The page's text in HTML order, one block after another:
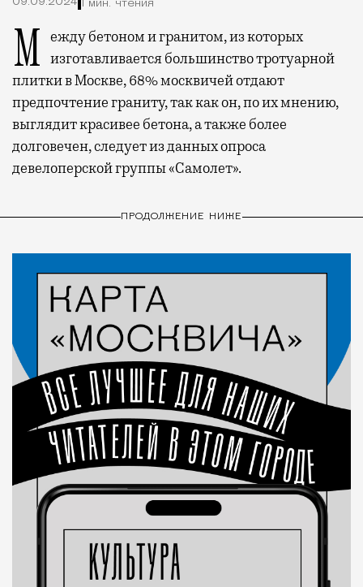
1 мин. чтения
Между бетоном и гранитом, из которых изготавливается большинство тротуарной
плитки в Москве, 68% москвичей отдают
предпочтение граниту, так как он, по их мнению,
выглядит красивее бетона, а также более
долговечен, следует из данных опроса
девелоперской группы «Самолет».
ПРОДОЛЖЕНИЕ НИЖЕ